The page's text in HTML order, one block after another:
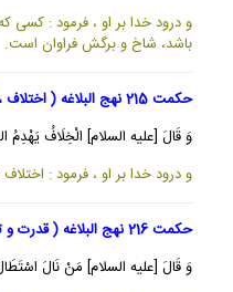
و درود خدا بر او ، فرمود :
باشد، شاخ و برگش فراوان است.
حکمت 215 نهج البلاغه ( اختلاف ، آفت اندیشه )
وَ قَالَ [عليه السلام] الْخِلَافُ يَهْدِمُ
و درود خدا بر او ، فرمود :
حکمت 216 نهج البلاغه ( قدرت و تجاوزکاری )
وَ قَالَ [عليه السلام] مَنْ نَالَ